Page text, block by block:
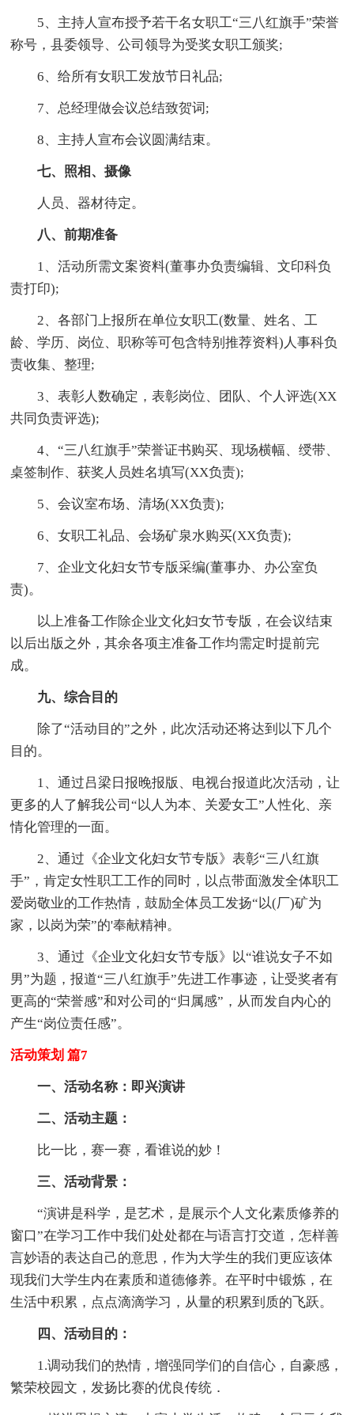
5、主持人宣布授予若干名女职工“三八红旗手”荣誉
称号，县委领导、公司领导为受奖女职工颁奖;
6、给所有女职工发放节日礼品;
7、总经理做会议总结致贺词;
8、主持人宣布会议圆满结束。
七、照相、摄像
人员、器材待定。
八、前期准备
1、活动所需文案资料(董事办负责编辑、文印科负
责打印);
2、各部门上报所在单位女职工(数量、姓名、工
龄、学历、岗位、职称等可包含特别推荐资料)人事科负
责收集、整理;
3、表彰人数确定，表彰岗位、团队、个人评选(XX
共同负责评选);
4、“三八红旗手”荣誉证书购买、现场横幅、绶带、
桌签制作、获奖人员姓名填写(XX负责);
5、会议室布场、清场(XX负责);
6、女职工礼品、会场矿泉水购买(XX负责);
7、企业文化妇女节专版采编(董事办、办公室负
责)。
以上准备工作除企业文化妇女节专版，在会议结束
以后出版之外，其余各项主准备工作均需定时提前完
成。
九、综合目的
除了“活动目的”之外，此次活动还将达到以下几个
目的。
1、通过吕梁日报晚报版、电视台报道此次活动，让
更多的人了解我公司“以人为本、关爱女工”人性化、亲
情化管理的一面。
2、通过《企业文化妇女节专版》表彰“三八红旗
手”，肯定女性职工工作的同时，以点带面激发全体职工
爱岗敬业的工作热情，鼓励全体员工发扬“以(厂)矿为
家，以岗为荣”的'奉献精神。
3、通过《企业文化妇女节专版》以“谁说女子不如
男”为题，报道“三八红旗手”先进工作事迹，让受奖者有
更高的“荣誉感”和对公司的“归属感”，从而发自内心的
产生“岗位责任感”。
活动策划 篇7
一、活动名称： 即兴演讲
二、活动主题：
比一比，赛一赛，看谁说的妙！
三、活动背景：
“演讲是科学，是艺术，是展示个人文化素质修养的
窗口”在学习工作中我们处处都在与语言打交道，怎样善
言妙语的表达自己的意思，作为大学生的我们更应该体
现我们大学生内在素质和道德修养。在平时中锻炼，在
生活中积累，点点滴滴学习，从量的积累到质的飞跃。
四、活动目的：
1.调动我们的热情，增强同学们的自信心，自豪感，
繁荣校园文，发扬比赛的优良传统．